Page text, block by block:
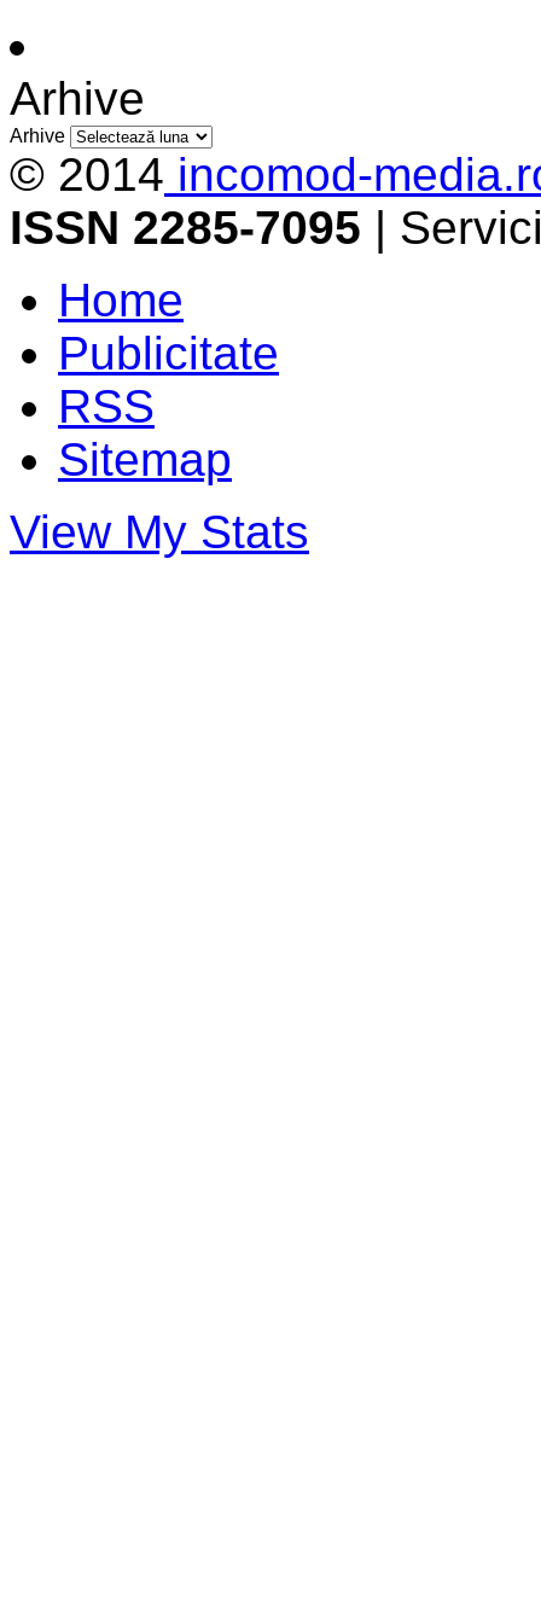
Arhive
Arhive
© 2014 incomod-
ISSN 2285-7095 |
Home
Publicitate
RSS
Sitemap
View My Stats